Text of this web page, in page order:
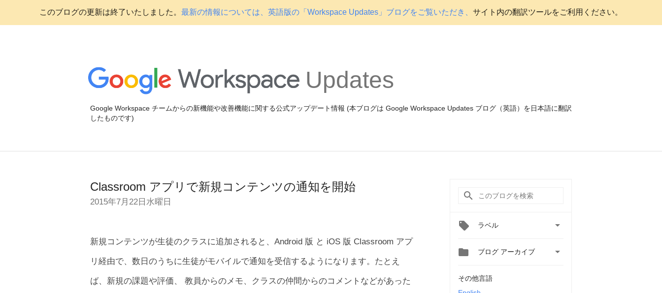
このブログの更新は終了いたしました。 最新の情報については、英語版の「Workspace Updates」ブログをご覧いただき、 サイト内の翻訳ツールをご利用ください。
Updates
Google Workspace チームからの新機能や改善機能に関する公式アップデート情報 (本ブログは Google Workspace Updates ブログ（英語）を日本語に翻訳
したものです)
Classroom アプリで新規コンテンツの通知を開始
2015年7月22日水曜日
新規コンテンツが生徒のクラスに追加されると、Android 版 と iOS 版 Classroom アプ
リ経由で、数日のうちに生徒がモバイルで通知を受信するようになります。たとえ
ば、新規の課題や評価、 教員からのメモ、クラスの仲間からのコメントなどがあった
ラベル 
 ブログ アーカイブ 
その他言語